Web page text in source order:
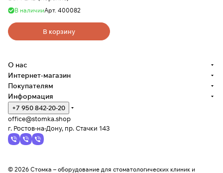
В наличииАрт. 400082
В корзину
О нас
Интернет-магазин
Покупателям
Информация
+7 950 842-20-20
office@stomka.shop
г. Ростов-на-Дону, пр. Стачки 143
© 2026 Стомка – оборудование для стоматологических клиник и